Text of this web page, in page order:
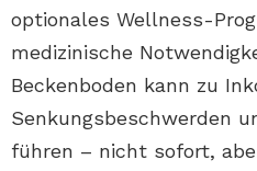
optionales Wellness-
medizinische
Beckenboden kann zu
Senkungsbeschwerden
führen – nicht sofort,